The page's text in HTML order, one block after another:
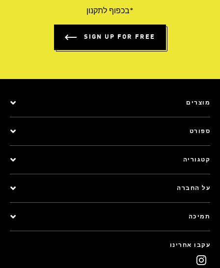
*בכפוף לתקנון
SIGN UP FOR FREE
מוצרים
ספורט
קטגוריה
על החברה
תמיכה
עקבו אחרינו